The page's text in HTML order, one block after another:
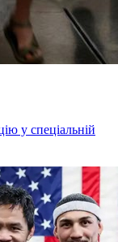
у спеціальній